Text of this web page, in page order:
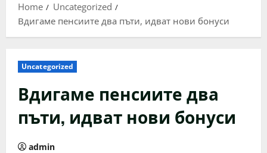
Home
Uncategorized
Вдигаме пенсиите два пъти, идват нови бонуси
Uncategorized
Вдигаме пенсиите два
пъти, идват нови бонуси
admin